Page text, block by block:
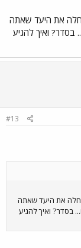
את היעד שאתה
בסדר? ואיך להגיע
#13
את היעד שאתה
בסדר? ואיך להגיע